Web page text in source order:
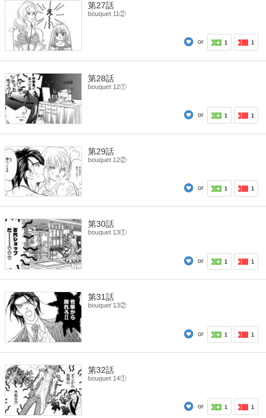
第27話
bouquet 11②
or 1 1
第28話
bouquet 12①
or 1 1
第29話
bouquet 12②
or 1 1
第30話
bouquet 13①
or 1 1
第31話
bouquet 13②
or 1 1
第32話
bouquet 14①
or 1 1